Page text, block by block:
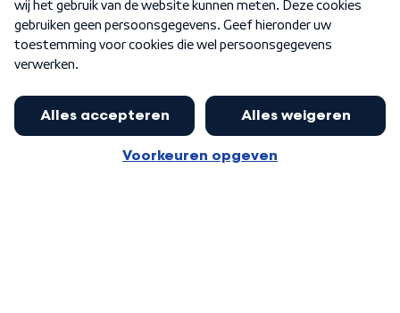
Word Lid